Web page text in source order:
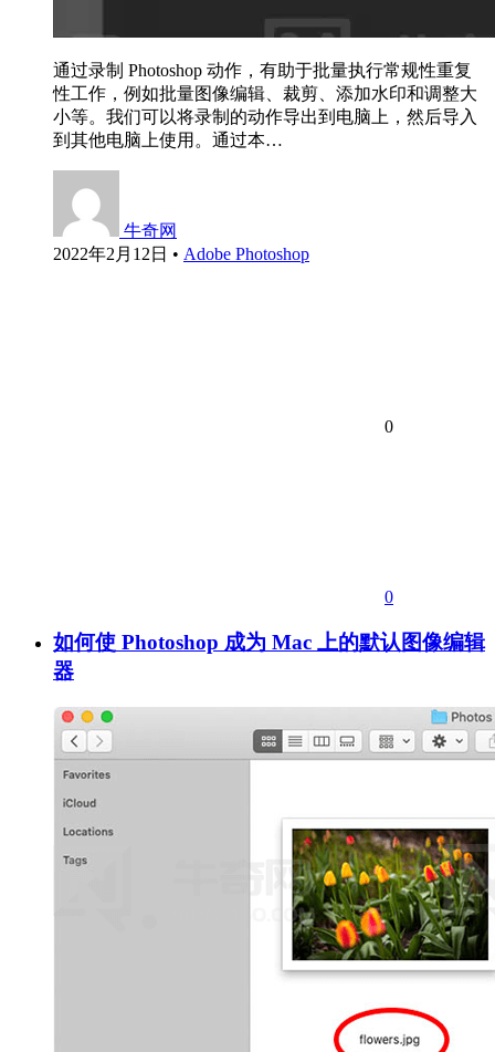
通过录制 Photoshop 动作，有助于批量执行常规性重复
性工作，例如批量图像编辑、裁剪、添加水印和调整大
小等。我们可以将录制的动作导出到电脑上，然后导入
到其他电脑上使用。通过本…
牛奇网
2022年2月12日 • Adobe Photoshop
0
0
如何使 Photoshop 成为 Mac 上的默认图像编辑
器